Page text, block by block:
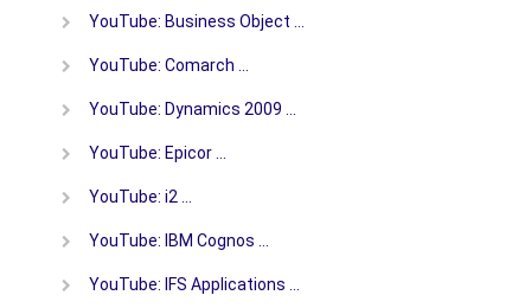
YouTube: Business Object …
YouTube: Comarch …
YouTube: Dynamics 2009 …
YouTube: Epicor …
YouTube: i2 …
YouTube: IBM Cognos …
YouTube: IFS Applications …